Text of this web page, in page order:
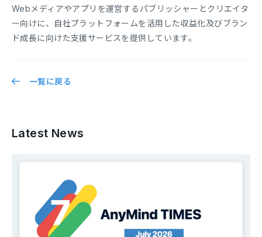
Webメディアやアプリを運営するパブリッシャーとクリエイタ
ー向けに、自社プラットフォームを活用した収益化及びブラン
ド成長に向けた支援サービスを提供しています。
一覧に戻る
Latest News